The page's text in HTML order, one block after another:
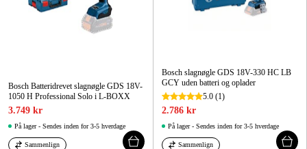
Bosch Batteridrevet slagnøgle GDS 18V-
1050 H Professional Solo i L-BOXX
3.749 kr
På lager - Sendes inden for 3-5 hverdage
Sammenlign
Bosch slagnøgle GDS 18V-330 HC LB
GCY uden batteri og oplader
5.0 (1)
2.786 kr
På lager - Sendes inden for 3-5 hverdage
Sammenlign